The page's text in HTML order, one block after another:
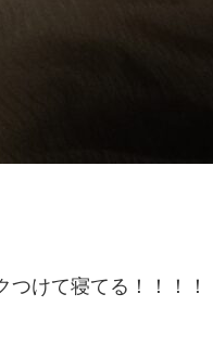
けて寝てる！！！！